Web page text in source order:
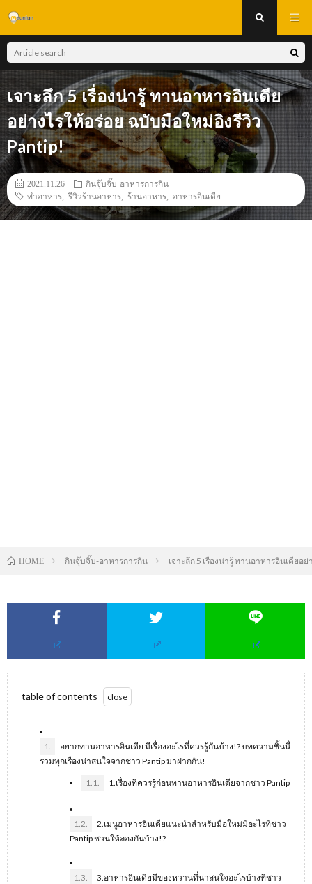
เจาะลึก 5 เรื่องน่ารู้ ทานอาหารอินเดีย
อย่างไรให้อร่อย ฉบับมือใหม่อิงรีวิว
Pantip!
2021.11.26
กินจุ๊บจิ๊บ-อาหารการกิน
ทำอาหาร ,รีวิวร้านอาหาร ร้านอาหาร อาหารอินเดีย
HOME กินจุ๊บจิ๊บ-อาหารการกิน เจาะลึก 5 เรื่องน่ารู้ ทานอาหารอินเดียอ
table of contents
1.
อยากทานอาหารอินเดีย มีเรื่องอะไรที่ควรรู้กันบ้าง!? บทความชิ้นนี้
รวมทุกเรื่องน่าสนใจจากชาว Pantip มาฝากกัน!
1.1. 1.เรื่องที่ควรรู้ก่อนทานอาหารอินเดียจากชาว Pantip
1.2.
2.เมนูอาหารอินเดียแนะนำสำหรับมือใหม่มีอะไรที่ชาว
Pantip ชวนให้ลองกันบ้าง!?
1.3.
3.อาหารอินเดียมีของหวานที่น่าสนใจอะไรบ้างที่ชาว